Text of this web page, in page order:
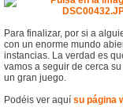
Para finalizar, por si a
con un enorme mundo
instancias. La verdad es
vamos a seguir de cerca
un gran juego.
Podéis ver aquí su página